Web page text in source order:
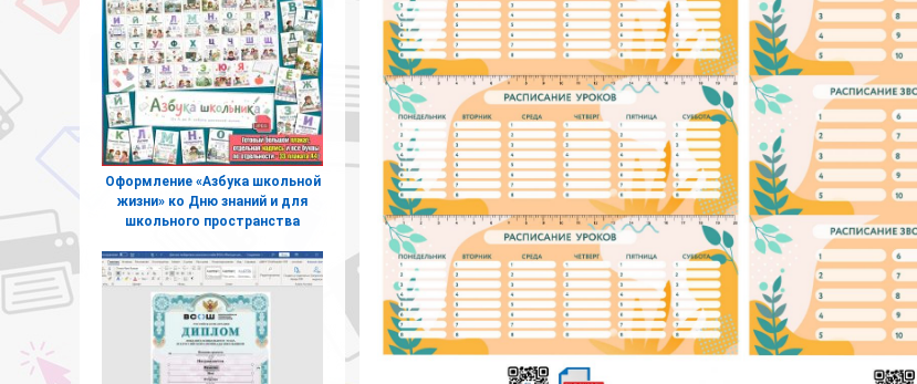
Оформление «Азбука школьной
жизни» ко Дню знаний и для
школьного пространства